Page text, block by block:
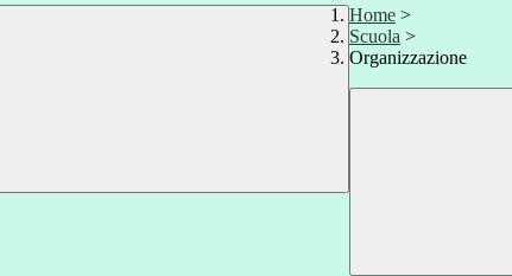
Home >
Scuola >
Organizzazione